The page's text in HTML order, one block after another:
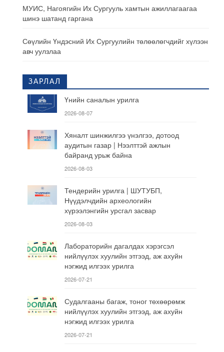
МУИС, Нагоягийн Их Сургууль хамтын ажиллагаагаа
шинэ шатанд гаргана
Сөүлийн Үндэсний Их Сургуулийн төлөөлөгчдийг хүлээн
авч уулзлаа
ЗАРЛАЛ
Үнийн саналын урилга
2026-08-07
Хяналт шинжилгээ үнэлгээ, дотоод
аудитын газар | Нээлттэй ажлын
байранд урьж байна
2026-08-03
Тендерийн урилга | ШУТУБП,
Нүүдэлчдийн археологийн
хүрээлэнгийн урсгал засвар
2026-08-03
Лабораторийн дагалдах хэрэгсэл
нийлүүлэх хуулийн этгээд, аж ахуйн
нэгжид илгээх урилга
2026-07-21
Судалгааны багаж, тоног төхөөрөмж
нийлүүлэх хуулийн этгээд, аж ахуйн
нэгжид илгээх урилга
2026-07-21